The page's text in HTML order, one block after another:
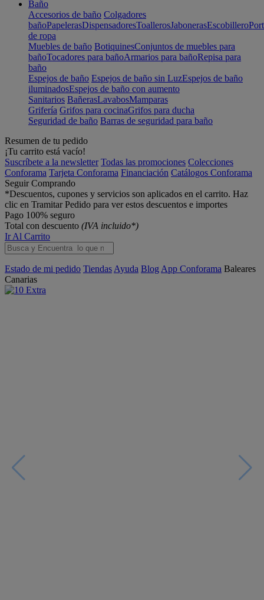
Baño
Accesorios de baño Colgadores
bañoPapelerasDispensadoresToallerosJabonerasEscobillero
de ropa
Muebles de baño BotiquinesConjuntos de muebles para
bañoTocadores para bañoArmarios para bañoRepisa para
baño
Espejos de baño Espejos de baño sin LuzEspejos de baño
iluminadosEspejos de baño con aumento
Sanitarios BañerasLavabosMamparas
Grifería Grifos para cocinaGrifos para ducha
Seguridad de baño Barras de seguridad para baño
Resumen de tu pedido
¡Tu carrito está vacío!
Suscríbete a la newsletter Todas las promociones Colecciones
Conforama Tarjeta Conforama Financiación Catálogos Conforama
Seguir Comprando
*Descuentos, cupones y servicios son aplicados en el carrito. Haz
clic en Tramitar Pedido para ver estos descuentos e importes
Pago 100% seguro
Total con descuento (IVA incluido*)
Ir Al Carrito
Estado de mi pedido Tiendas Ayuda Blog App Conforama Baleares
Canarias